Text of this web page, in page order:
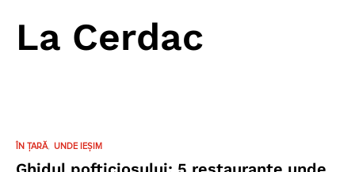
La Cerdac
ÎN ȚARĂ UNDE IEȘIM